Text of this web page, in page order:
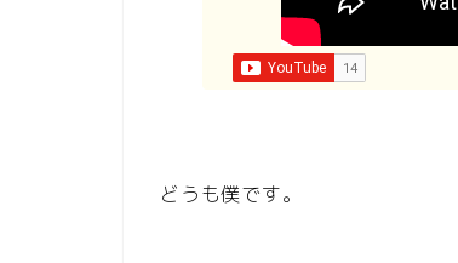
どうも僕です。